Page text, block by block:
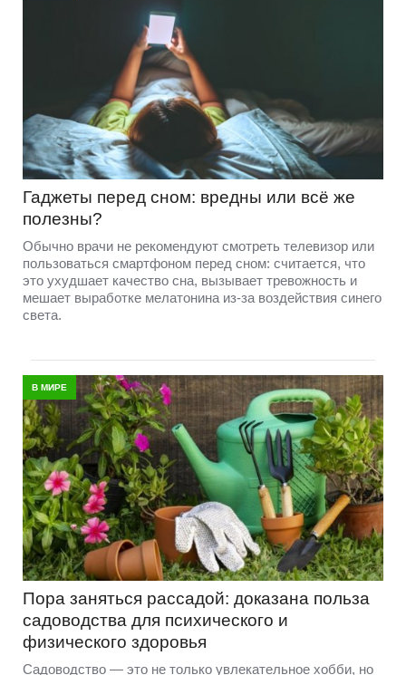
Гаджеты перед сном: вредны или всё же
полезны?
Обычно врачи не рекомендуют смотреть телевизор или
пользоваться смартфоном перед сном: считается, что
это ухудшает качество сна, вызывает тревожность и
мешает выработке мелатонина из-за воздействия синего
света.
В МИРЕ
Пора заняться рассадой: доказана польза
садоводства для психического и
физического здоровья
Садоводство — это не только увлекательное хобби, но